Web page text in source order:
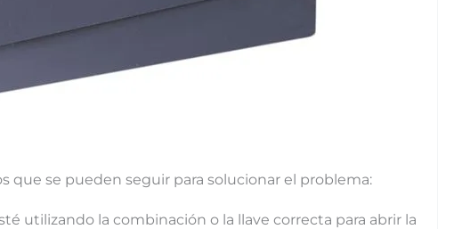
que se pueden seguir para solucionar el problema:
utilizando la combinación o la llave correcta para abrir la